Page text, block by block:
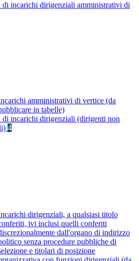
di incarichi dirigenziali amministrativi di
amministrativi di vertice (da
in tabelle)
di incarichi dirigenziali (dirigenti non
4
dirigenziali, a qualsiasi titolo
ivi inclusi quelli conferiti
dall'organo di indirizzo
senza procedure pubbliche di
e titolari di posizione